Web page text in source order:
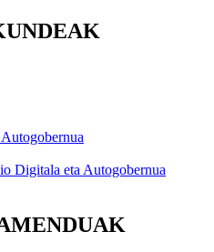
Digitala eta Autogobernua